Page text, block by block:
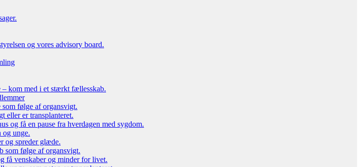
og vores advisory board.
– kom med i et stærkt fællesskab.
som følge af organsvigt.
eller er transplanteret.
og få en pause fra hverdagen med sygdom.
og unge.
og spreder glæde.
som følge af organsvigt.
få venskaber og minder for livet.